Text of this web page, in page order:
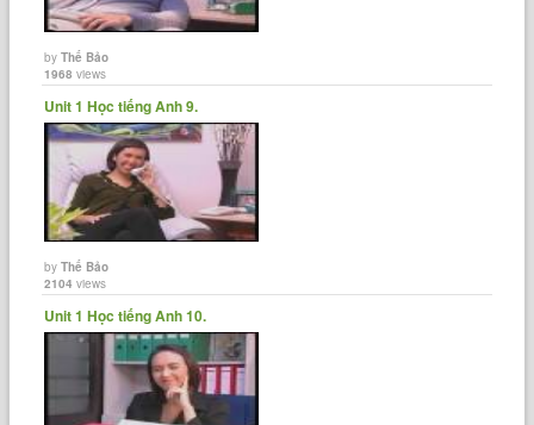
byThế Bảo
1968 views
Unit 1 Học tiếng Anh 9.
byThế Bảo
2104 views
Unit 1 Học tiếng Anh 10.